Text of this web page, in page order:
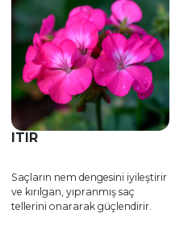
ITIR
Saçların nem dengesini iyileştirir
ve kırılgan, yıpranmış saç
tellerini onararak güçlendirir.